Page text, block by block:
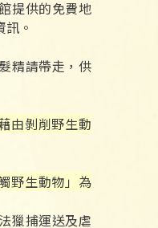
提供的免費地
。
精請帶走，供
由剝削野生動
野生動物」為
獵捕運送及虐